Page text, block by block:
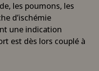
les poumons, les
d’ischémie
une indication
est dès lors couplé à